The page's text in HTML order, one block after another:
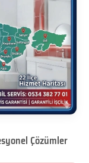
Çözümler